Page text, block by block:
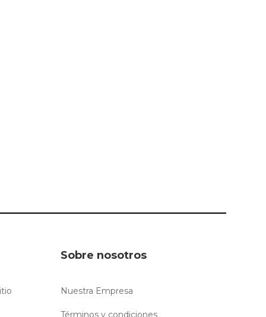
Sobre nosotros
Nuestra Empresa
Términos y condiciones